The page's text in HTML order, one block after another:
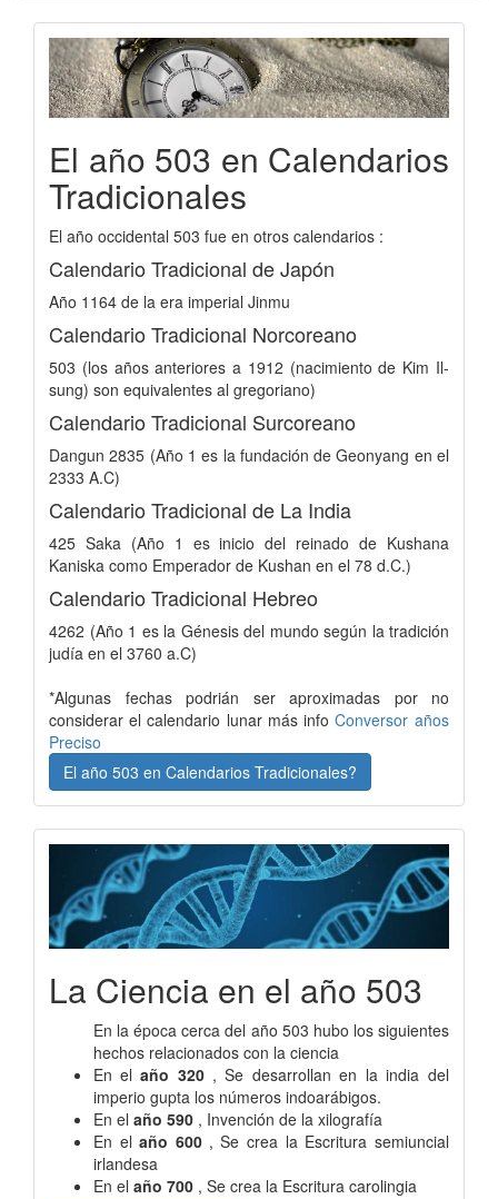
El año 503 en Calendarios
Tradicionales
El año occidental 503 fue en otros calendarios :
Calendario Tradicional de Japón
Año 1164 de la era imperial Jinmu
Calendario Tradicional Norcoreano
503 (los años anteriores a 1912 (nacimiento de Kim Il-
sung) son equivalentes al gregoriano)
Calendario Tradicional Surcoreano
Dangun 2835 (Año 1 es la fundación de Geonyang en el
2333 A.C)
Calendario Tradicional de La India
425 Saka (Año 1 es inicio del reinado de Kushana
Kaniska como Emperador de Kushan en el 78 d.C.)
Calendario Tradicional Hebreo
4262 (Año 1 es la Génesis del mundo según la tradición
judía en el 3760 a.C)
*Algunas fechas podrián ser aproximadas por no
considerar el calendario lunar más info Conversor años
Preciso
El año 503 en Calendarios Tradicionales?
La Ciencia en el año 503
En la época cerca del año 503 hubo los siguientes
hechos relacionados con la ciencia
En el año 320 , Se desarrollan en la india del
imperio gupta los números indoarábigos.
En el año 590
, Invención de la xilografía
En el año 600 , Se crea la Escritura semiuncial
irlandesa
En el año 700 , Se crea la Escritura carolingia